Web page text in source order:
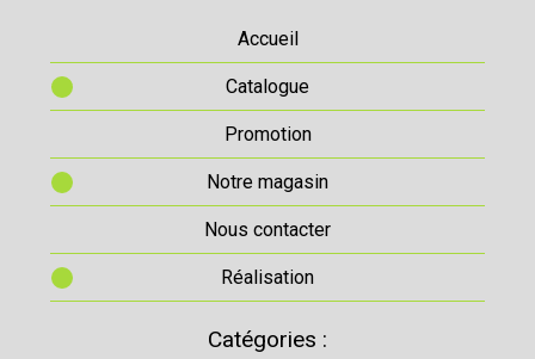
Accueil
Catalogue
Promotion
Notre magasin
Nous contacter
Réalisation
Catégories :